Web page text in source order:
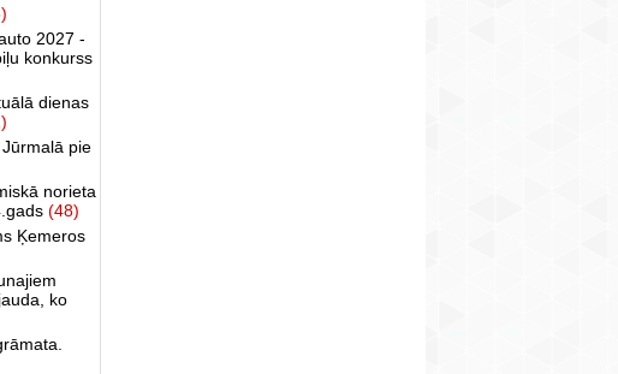
2027 -
konkurss
dienas
pie
norieta
(48)
Ķemeros
ko